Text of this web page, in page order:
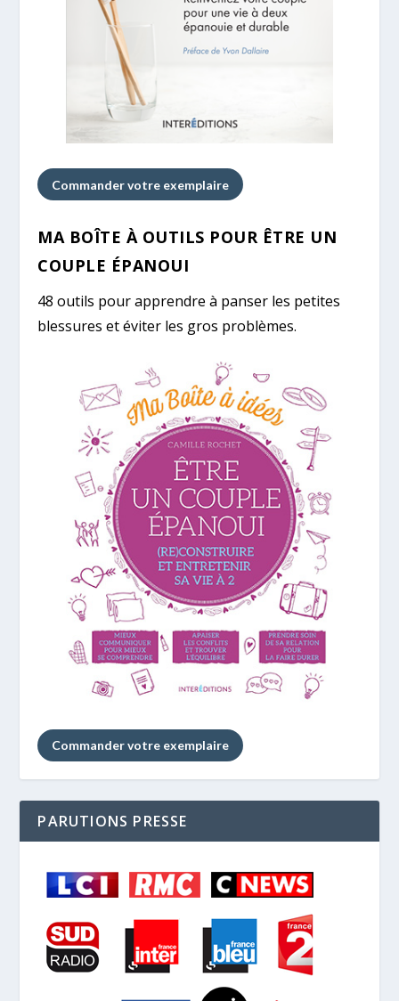
Commander votre exemplaire
MA BOÎTE À OUTILS POUR ÊTRE UN
COUPLE ÉPANOUI
48 outils pour apprendre à panser les petites
blessures et éviter les gros problèmes.
Commander votre exemplaire
PARUTIONS PRESSE